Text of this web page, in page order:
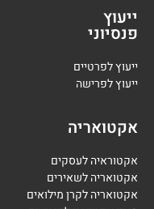
ייעוץ
פנסיוני
ייעוץ לפרטיים
ייעוץ לפרישה
אקטואריה
אקטוראיה לעסקים
אקטואריה לשאירים
אקטואריה לקרן מילואים